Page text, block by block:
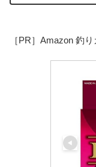
［PR］Amazon 釣